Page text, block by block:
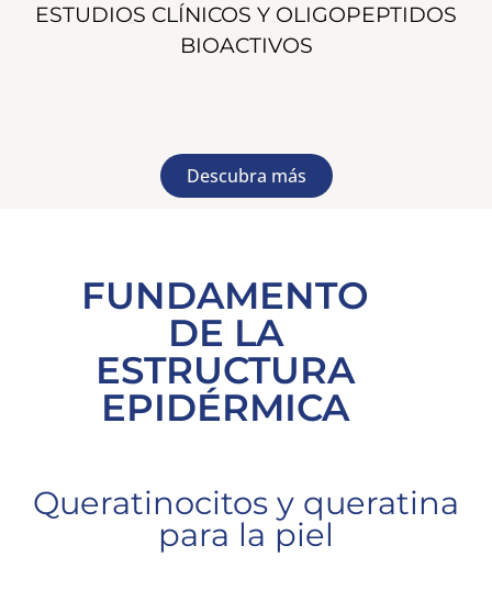
ESTUDIOS CLÍNICOS Y OLIGOPEPTIDOS
BIOACTIVOS
Descubra más
FUNDAMENTO
DE LA
ESTRUCTURA
EPIDÉRMICA
Queratinocitos y queratina
para la piel